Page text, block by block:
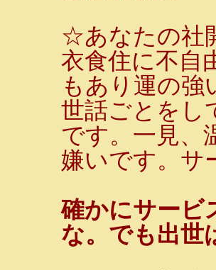
☆あなたの社
衣食住に不自
もあり運の強
世話ごとをし
です。一見、
嫌いです。サ
確かにサービ
な。でも出世